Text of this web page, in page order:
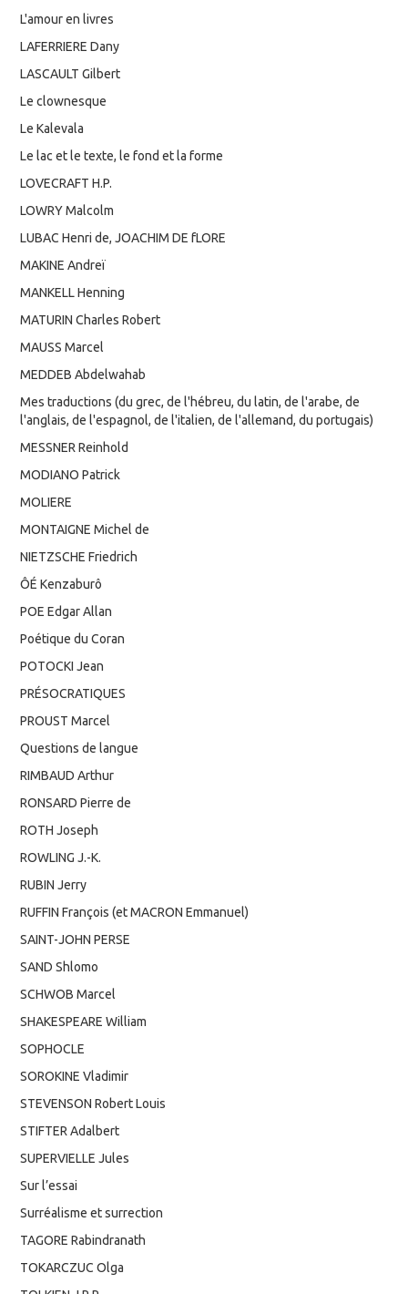
L'amour en livres
LAFERRIERE Dany
LASCAULT Gilbert
Le clownesque
Le Kalevala
Le lac et le texte, le fond et la forme
LOVECRAFT H.P.
LOWRY Malcolm
LUBAC Henri de, JOACHIM DE fLORE
MAKINE Andreï
MANKELL Henning
MATURIN Charles Robert
MAUSS Marcel
MEDDEB Abdelwahab
Mes traductions (du grec, de l'hébreu, du latin, de l'arabe, de
l'anglais, de l'espagnol, de l'italien, de l'allemand, du portugais)
MESSNER Reinhold
MODIANO Patrick
MOLIERE
MONTAIGNE Michel de
NIETZSCHE Friedrich
ÔÉ Kenzaburô
POE Edgar Allan
Poétique du Coran
POTOCKI Jean
PRÉSOCRATIQUES
PROUST Marcel
Questions de langue
RIMBAUD Arthur
RONSARD Pierre de
ROTH Joseph
ROWLING J.-K.
RUBIN Jerry
RUFFIN François (et MACRON Emmanuel)
SAINT-JOHN PERSE
SAND Shlomo
SCHWOB Marcel
SHAKESPEARE William
SOPHOCLE
SOROKINE Vladimir
STEVENSON Robert Louis
STIFTER Adalbert
SUPERVIELLE Jules
Sur l’essai
Surréalisme et surrection
TAGORE Rabindranath
TOKARCZUC Olga